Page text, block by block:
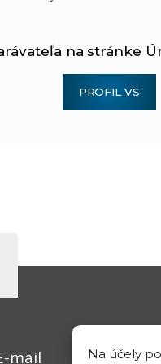
Na účely
na stránke
PROFIL VS
mail